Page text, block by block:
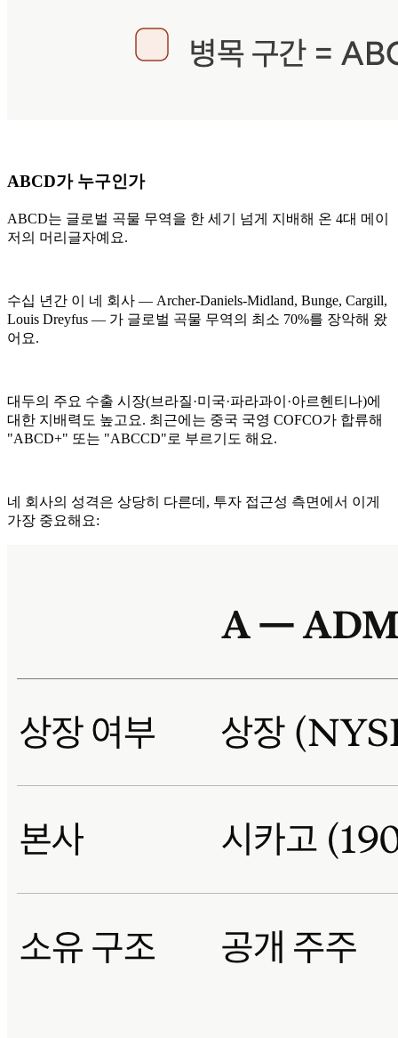
ABCD가 누구인가
ABCD는 글로벌 곡물 무역을 한 세기 넘게 지배해 온 4대 메이
저의 머리글자예요.
수십 년간 이 네 회사 — Archer-Daniels-Midland, Bunge, Cargill,
Louis Dreyfus — 가 글로벌 곡물 무역의 최소 70%를 장악해 왔
어요.
대두의 주요 수출 시장(브라질·미국·파라과이·아르헨티나)에
대한 지배력도 높고요. 최근에는 중국 국영 COFCO가 합류해
"ABCD+" 또는 "ABCCD"로 부르기도 해요.
네 회사의 성격은 상당히 다른데, 투자 접근성 측면에서 이게
가장 중요해요: